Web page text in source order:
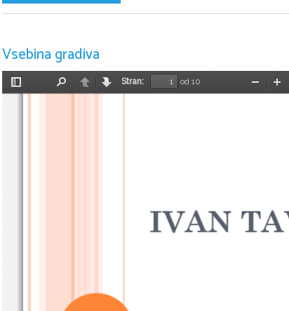
Vsebina gradiva
Preklopi
NazajNaprej
Stran:
od 10
IVAN